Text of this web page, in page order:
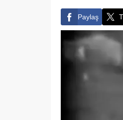
Paylaş